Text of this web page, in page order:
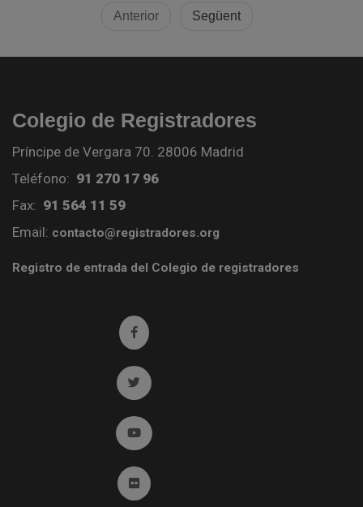
Anterior Següent
Colegio de Registradores
Príncipe de Vergara 70. 28006 Madrid
Teléfono: 91 270 17 96
Fax: 91 564 11 59
Email: contacto@registradores.org
Registro de entrada del Colegio de registradores
Ir a facebook (abre en ventana nueva)
Ir a twitter (abre en ventana nueva)
Ir a YouTube (abre en ventana nueva)
Ir a Flickr (abre en ventana nueva)